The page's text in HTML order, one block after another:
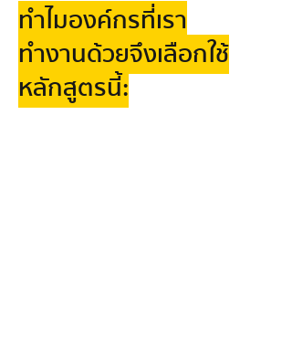
ทำไมองค์กรที่เรา
ทำงานด้วยจึงเลือกใช้
หลักสูตรนี้: